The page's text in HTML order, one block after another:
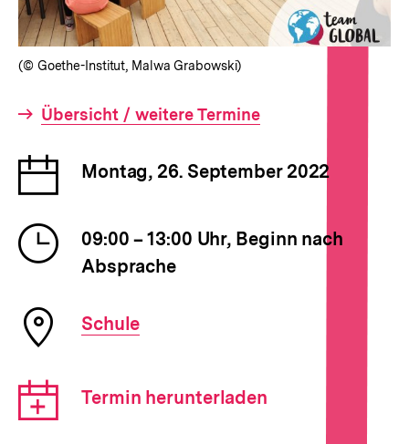
(© Goethe-Institut, Malwa Grabowski)
Interner
Übersicht / weitere Termine
Datum
der
Veranstaltung
Montag, 26. September 2022
Uhrzeit
der
Veranstaltung
09:00 – 13:00 Uhr, Beginn nach
Absprache
Ort
der
Schule
Download-
Link:
Termin herunterladen